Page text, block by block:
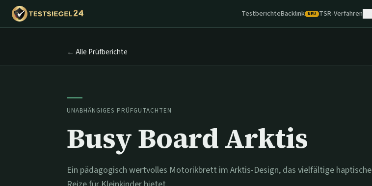
TestberichteBacklink NEU TSR-Verfahren
← Alle Prüfberichte
UNABHÄNGIGES PRÜFGUTACHTEN
Busy Board Arktis
Ein pädagogisch wertvolles Motorikbrett im Arktis-Design, das vielfältige haptische